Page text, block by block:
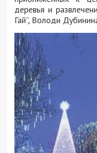
деревья и
Гай”, Володи